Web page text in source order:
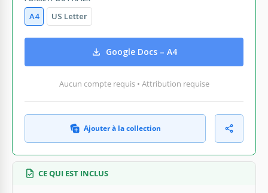
A4 US Letter
Google Docs – A4
Aucun compte requis • Attribution requise
Ajouter à la collection
CE QUI EST INCLUS